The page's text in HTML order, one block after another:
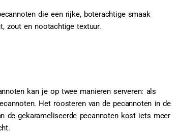
die een rijke, boterachtige smaak
zout en nootachtige textuur.
kan je op twee manieren serveren: als
Het roosteren van de pecannoten in de
de gekarameliseerde pecannoten kost iets meer